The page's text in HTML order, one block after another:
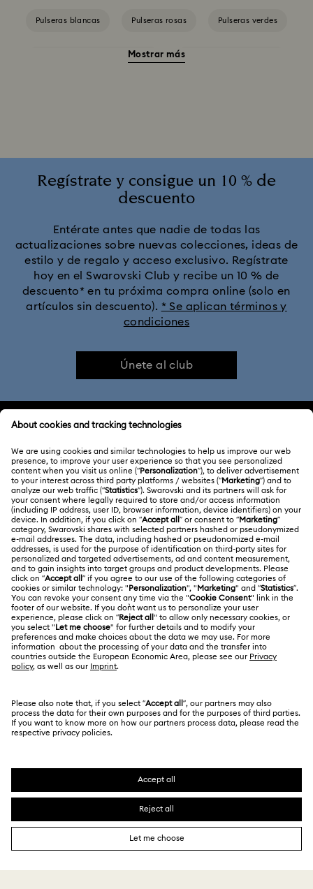
Pulseras blancas Pulseras rosas Pulseras verdes
Brazaletes de perlas de cristal Pulseras bañadas en oro
Mostrar más
Regístrate y consigue un 10 % de
descuento
Entérate antes que nadie de todas las
actualizaciones sobre nuevas colecciones, ideas de
estilo y de regalo y acceso exclusivo. Regístrate
hoy en el Swarovski Club y recibe un 10 % de
descuento* en tu próxima compra online (solo en
artículos sin descuento). * Se aplican términos y
condiciones
Únete al club
ATENCIÓN AL CLIENTE
Información general del servicio al cliente
Saldo de la tarjeta regalo
Estado de la reparación
Contacto
Guía de tamaños
Buscador de tiendas
ACERCA DE NOSOTROS
Acerca de Swarovski
Trabaja con nosotros
Alumni Community
Para profesionales
Mapa Web
Kristallwelten
CONDICIONES LEGALES
Condiciones De Uso
Terminos & Condiciones
Política De Privacidad
Pie De Imprenta
Otros países/regiones
English
Deutsch Español Français
SWAROVSKI® y el logotipo del cisne son marcas
comerciales registradas de Swarovski AG.